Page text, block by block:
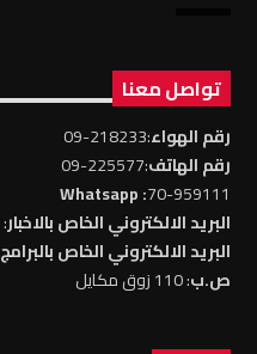
تواصل معنا
رقم الهواء:218233-09
رقم الهاتف:225577-09
70-959111
: Whatsapp
البريد الالكتروني الخاص بالاخبار: news@rll.com.lb
البريد الالكتروني الخاص بالبرامج
ص.ب: 110 زوق مكايل